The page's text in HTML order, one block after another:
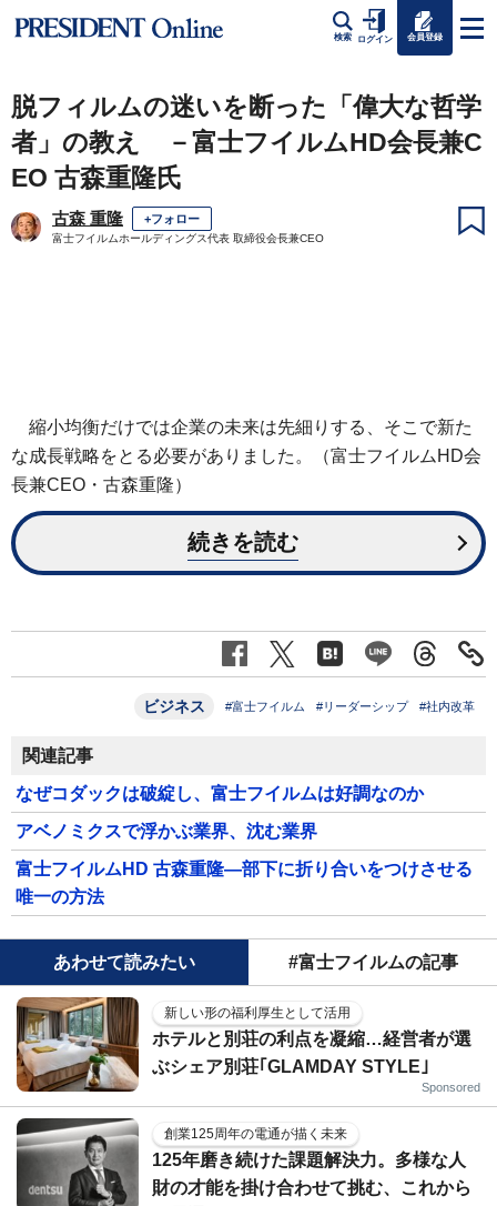
検索 ログイン 会員登録
脱フィルムの迷いを断った「偉大な哲学
者」の教え －富士フイルムHD会長兼C
EO 古森重隆氏
古森 重隆 +フォロー
富士フイルムホールディングス代表 取締役会長兼CEO
縮小均衡だけでは企業の未来は先細りする、そこで新た
な成長戦略をとる必要がありました。（富士フイルムHD会
長兼CEO・古森重隆）
続きを読む
ビジネス #富士フイルム #リーダーシップ #社内改革
関連記事
なぜコダックは破綻し、富士フイルムは好調なのか
アベノミクスで浮かぶ業界、沈む業界
富士フイルムHD 古森重隆―部下に折り合いをつけさせる
唯一の方法
あわせて読みたい #富士フイルムの記事
新しい形の福利厚生として活用
ホテルと別荘の利点を凝縮…経営者が選
ぶシェア別荘｢GLAMDAY STYLE｣
Sponsored
創業125周年の電通が描く未来
125年磨き続けた課題解決力。多様な人
財の才能を掛け合わせて挑む、これから